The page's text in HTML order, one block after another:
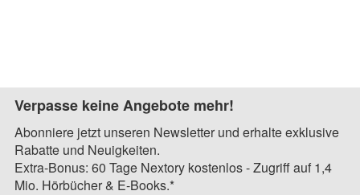
Verpasse keine Angebote mehr!
Abonniere jetzt unseren Newsletter und erhalte exklusive
Rabatte und Neuigkeiten.
Extra-Bonus: 60 Tage Nextory kostenlos - Zugriff auf 1,4
Mio. Hörbücher & E-Books.*